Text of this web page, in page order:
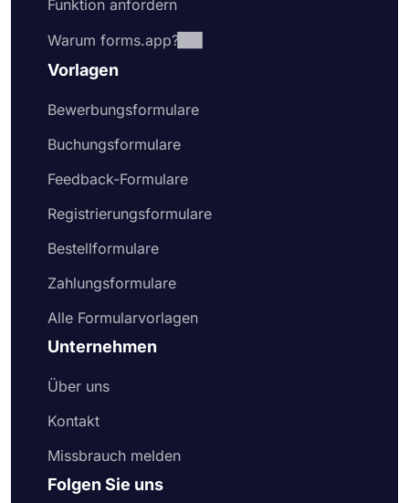
Funktion anfordern
Warum forms.app?
Vorlagen
Bewerbungsformulare
Buchungsformulare
Feedback-Formulare
Registrierungsformulare
Bestellformulare
Zahlungsformulare
Alle Formularvorlagen
Unternehmen
Über uns
Kontakt
Missbrauch melden
Folgen Sie uns